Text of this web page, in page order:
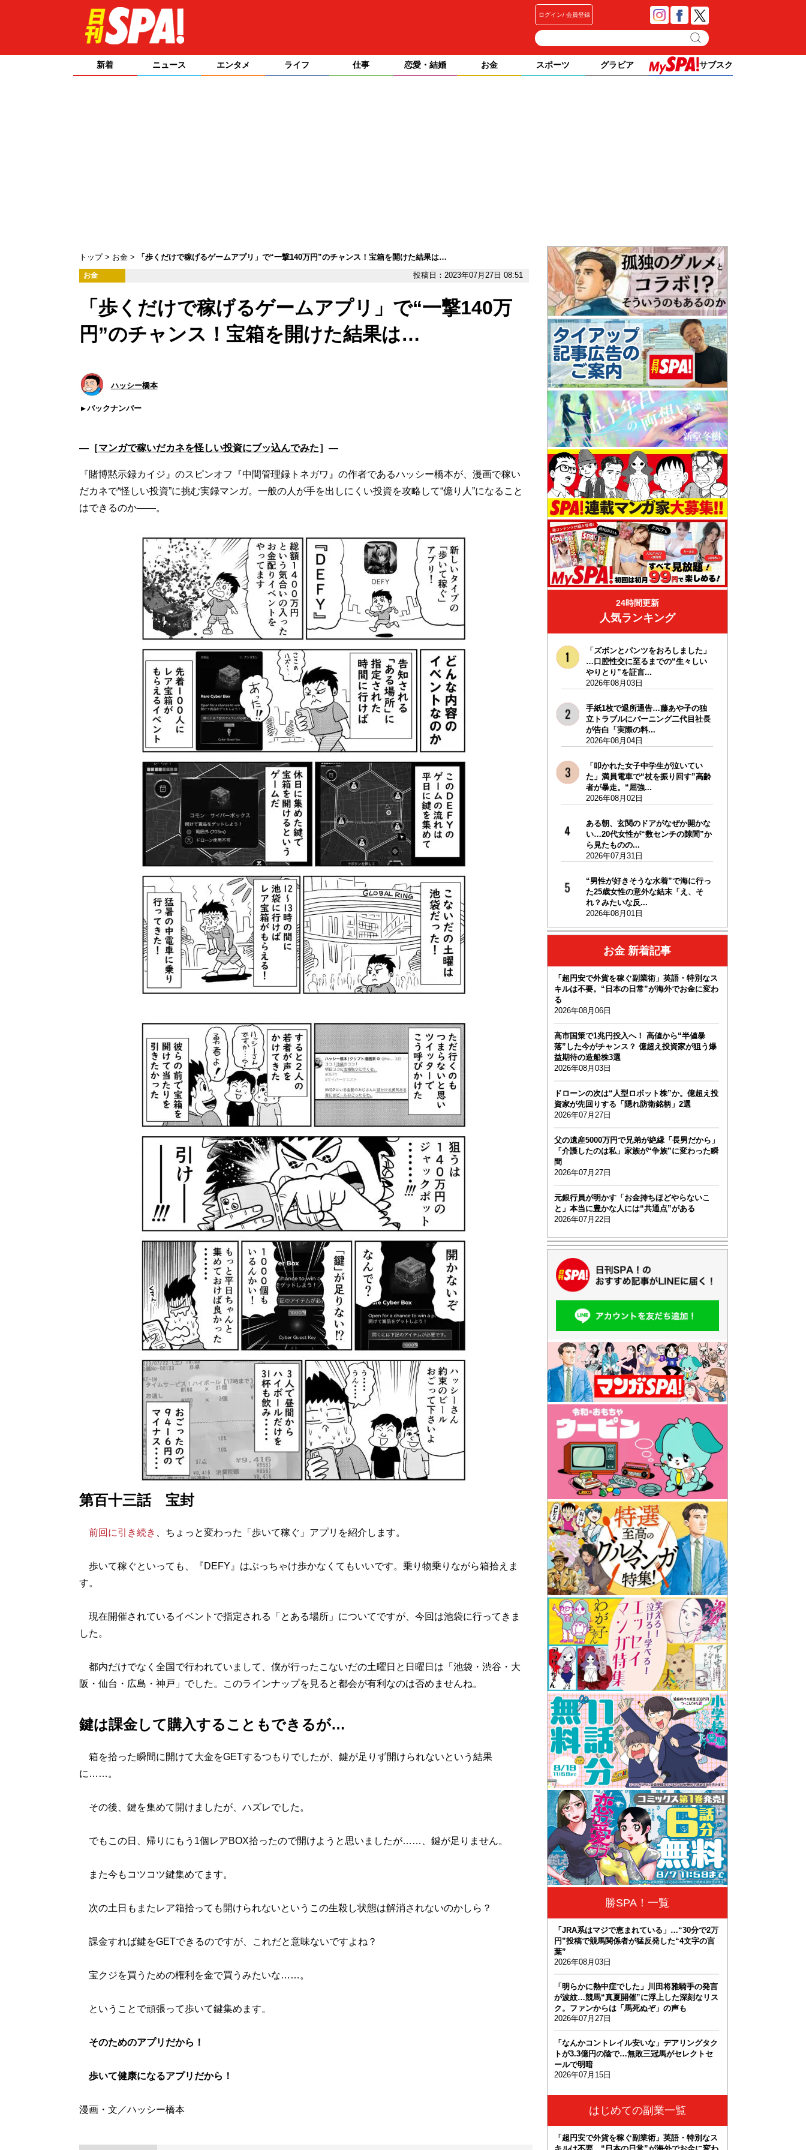
ログイン 会員登録
新着 ニュース エンタメ ライフ 仕事 恋愛・結婚 お金 スポーツ グラビア サブスク
トップ お金 「歩くだけで稼げるゲームアプリ」で“一撃140万円”のチャンス！宝箱を開けた結果は…
お金 投稿日：2023年07月27日 08:51
「歩くだけで稼げるゲームアプリ」で“一撃140万
円”のチャンス！宝箱を開けた結果は…
ハッシー橋本
バックナンバー
―［マンガで稼いだカネを怪しい投資にブッ込んでみた］―
『賭博黙示録カイジ』のスピンオフ『中間管理録トネガワ』の作者であるハッシー橋本が、漫画で稼い
だカネで“怪しい投資”に挑む実録マンガ。一般の人が手を出しにくい投資を攻略して“億り人”になること
はできるのか——。
第百十三話 宝封
前回に引き続き 、ちょっと変わった「歩いて稼ぐ」アプリを紹介します。
歩いて稼ぐといっても、『DEFY』はぶっちゃけ歩かなくてもいいです。乗り物乗りながら箱拾えま
す。
現在開催されているイベントで指定される「とある場所」についてですが、今回は池袋に行ってきま
した。
都内だけでなく全国で行われていまして、僕が行ったこないだの土曜日と日曜日は「池袋・渋谷・大
阪・仙台・広島・神戸」でした。このラインナップを見ると都会が有利なのは否めませんね。
鍵は課金して購入することもできるが…
箱を拾った瞬間に開けて大金をGETするつもりでしたが、鍵が足りず開けられないという結果
に……。
その後、鍵を集めて開けましたが、ハズレでした。
でもこの日、帰りにもう1個レアBOX拾ったので開けようと思いましたが……、鍵が足りません。
また今もコツコツ鍵集めてます。
次の土日もまたレア箱拾っても開けられないというこの生殺し状態は解消されないのかしら？
課金すれば鍵をGETできるのですが、これだと意味ないですよね？
宝クジを買うための権利を金で買うみたいな……。
ということで頑張って歩いて鍵集めます。
そのためのアプリだから！
歩いて健康になるアプリだから！
漫画・文／ハッシー橋本
24時間更新
人気ランキング
「ズボンとパンツをおろしました」
…口腔性交に至るまでの“生々しい
やりとり”を証言...
2026年08月03日
手紙1枚で退所通告…藤あや子の独
立トラブルにバーニング二代目社長
が告白「実際の料...
2026年08月04日
「叩かれた女子中学生が泣いてい
た」満員電車で“杖を振り回す”高齢
者が暴走。“屈強...
2026年08月02日
ある朝、玄関のドアがなぜか開かな
い…20代女性が“数センチの隙間”か
ら見たものの...
2026年07月31日
“男性が好きそうな水着”で海に行っ
た25歳女性の意外な結末「え、そ
れ？みたいな反...
2026年08月01日
お金 新着記事
「超円安で外貨を稼ぐ副業術」英語・特別なス
キルは不要。“日本の日常”が海外でお金に変わ
る
2026年08月06日
高市国策で1兆円投入へ！ 高値から“半値暴
落”した今がチャンス？ 億超え投資家が狙う爆
益期待の造船株3選
2026年08月03日
ドローンの次は“人型ロボット株”か。億超え投
資家が先回りする「隠れ防衛銘柄」2選
2026年07月27日
父の遺産5000万円で兄弟が絶縁「長男だから」
「介護したのは私」家族が“争族”に変わった瞬
間
2026年07月27日
元銀行員が明かす「お金持ちほどやらないこ
と」本当に豊かな人には“共通点”がある
2026年07月22日
勝SPA！一覧
「JRA系はマジで恵まれている」…“30分で2万
円”投稿で競馬関係者が猛反発した“4文字の言
葉”
2026年08月03日
「明らかに熱中症でした」川田将雅騎手の発言
が波紋…競馬“真夏開催”に浮上した深刻なリス
ク。ファンからは「馬死ぬぞ」の声も
2026年07月27日
「なんかコントレイル安いな」デアリングタク
トが3.3億円の陰で…無敗三冠馬がセレクトセ
ールで明暗
2026年07月15日
はじめての副業一覧
「超円安で外貨を稼ぐ副業術」英語・特別なス